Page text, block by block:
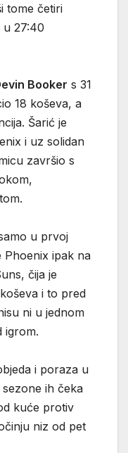
tome četiri
27:40
Booker s 31
18 koševa, a
Šarić je
i uz solidan
završio s
u prvoj
ipak na
čija je
i to pred
ni u jednom
igrom.
i poraza u
ih čeka
kuće protiv
niz od pet